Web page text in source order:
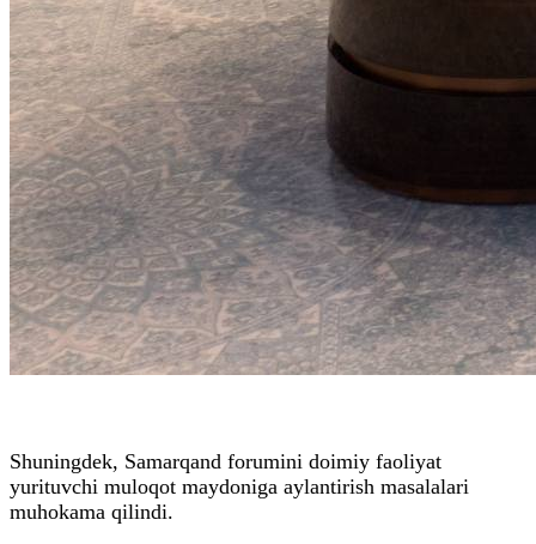
Shuningdek, Samarqand forumini doimiy faoliyat
yurituvchi muloqot maydoniga aylantirish masalalari
muhokama qilindi.